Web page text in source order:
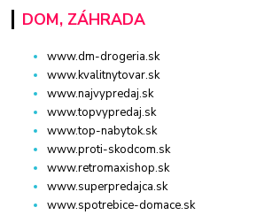
DOM, ZÁHRADA
www.dm-drogeria.sk
www.kvalitnytovar.sk
www.najvypredaj.sk
www.topvypredaj.sk
www.top-nabytok.sk
www.proti-skodcom.sk
www.retromaxishop.sk
www.superpredajca.sk
www.spotrebice-domace.sk